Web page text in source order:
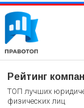
Рейтинг
ТОП лучших
физических лиц